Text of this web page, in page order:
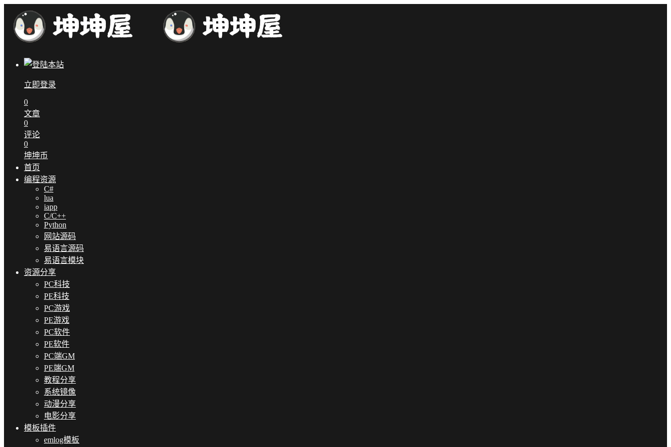
立即登录
0
文章
0
评论
0
坤坤币
首页
编程资源
C#
lua
iapp
C/C++
Python
网站源码
易语言源码
易语言模块
资源分享
PC科技
PE科技
PC游戏
PE游戏
PC软件
PE软件
PC端GM
PE端GM
教程分享
系统镜像
动漫分享
电影分享
模板插件
emlog模板